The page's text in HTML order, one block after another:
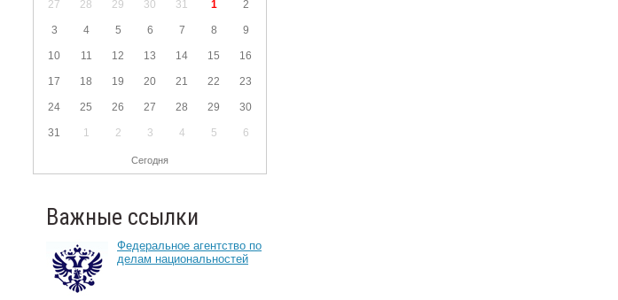
27 28 29 30 31 1 2
3 4 5 6 7 8 9
10 11 12 13 14 15 16
17 18 19 20 21 22 23
24 25 26 27 28 29 30
31 1 2 3 4 5 6
Сегодня
Важные ссылки
Федеральное агентство по
делам национальностей